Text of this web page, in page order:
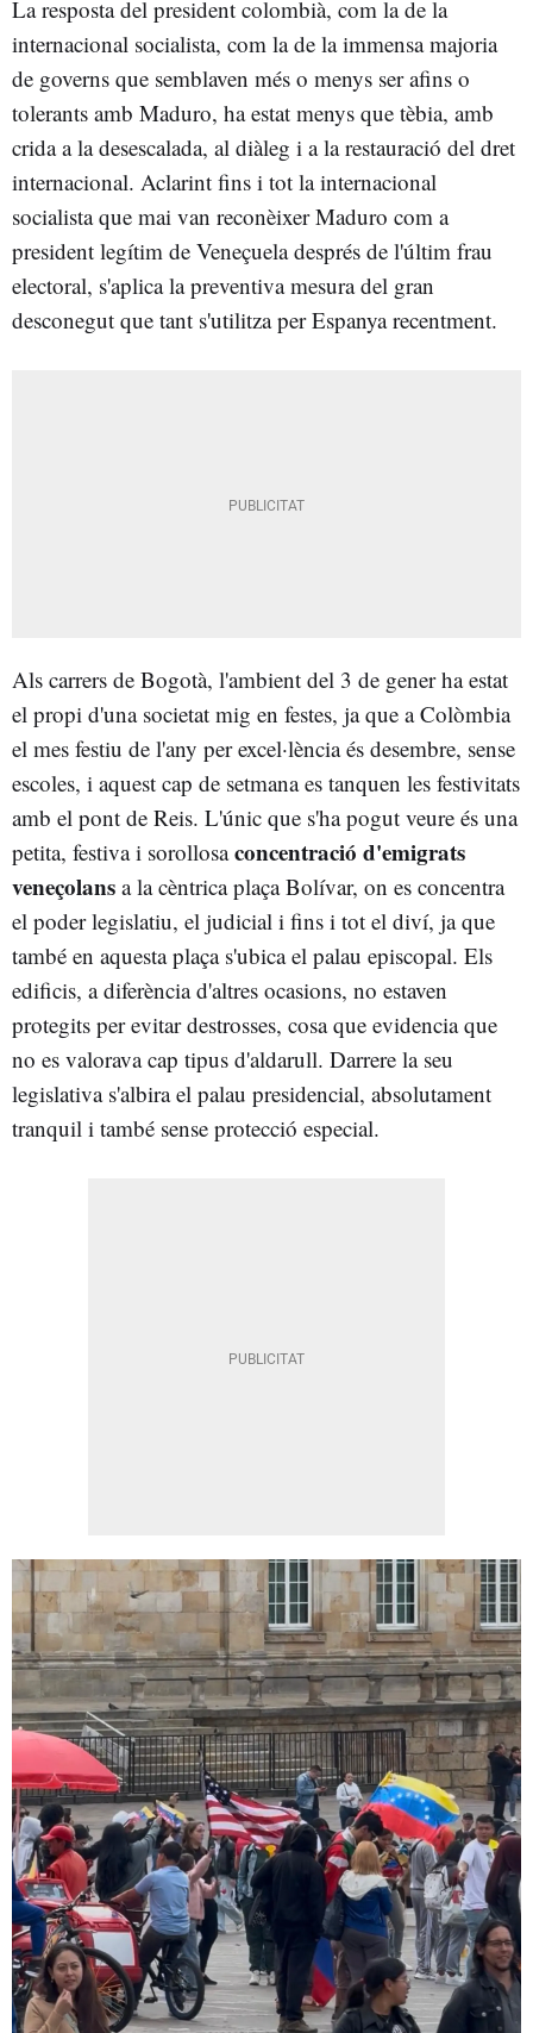
La resposta del president colombià, com la de la
internacional socialista, com la de la immensa majoria
de governs que semblaven més o menys ser afins o
tolerants amb Maduro, ha estat menys que tèbia, amb
crida a la desescalada, al diàleg i a la restauració del dret
internacional. Aclarint fins i tot la internacional
socialista que mai van reconèixer Maduro com a
president legítim de Veneçuela després de l'últim frau
electoral, s'aplica la preventiva mesura del gran
desconegut que tant s'utilitza per Espanya recentment.
Als carrers de Bogotà, l'ambient del 3 de gener ha estat
el propi d'una societat mig en festes, ja que a Colòmbia
el mes festiu de l'any per excel·lència és desembre, sense
escoles, i aquest cap de setmana es tanquen les festivitats
amb el pont de Reis. L'únic que s'ha pogut veure és una
petita, festiva i sorollosaconcentració d'emigrats
veneçolans a la cèntrica plaça Bolívar, on es concentra
el poder legislatiu, el judicial i fins i tot el diví, ja que
també en aquesta plaça s'ubica el palau episcopal. Els
edificis, a diferència d'altres ocasions, no estaven
protegits per evitar destrosses, cosa que evidencia que
no es valorava cap tipus d'aldarull. Darrere la seu
legislativa s'albira el palau presidencial, absolutament
tranquil i també sense protecció especial.